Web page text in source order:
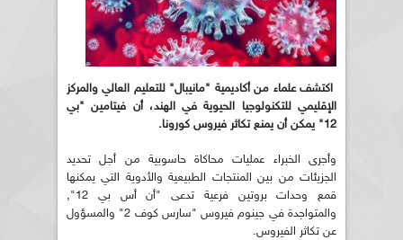
اكتشف علماء من أكاديمية "مانيبال" للتعليم العالي والمركز
الإقليمي للتكنولوجيا الحيوية في الهند، أن فيتامين "بي
12" يمكن أن يمنع تكاثر فيروس كورونا.
وأجرى الخبراء عمليات محاكاة حاسوبية من أجل تحديد
الجزيئات من بين المنتجات الطبيعية والأدوية التي يمكنها
قمع وحدات بروتين فرعية تدعى "أن أس بي 12",
والمتواجدة في جينوم فيروس "سارس كوف 2" والمسؤول
عن تكاثر الفيروس.